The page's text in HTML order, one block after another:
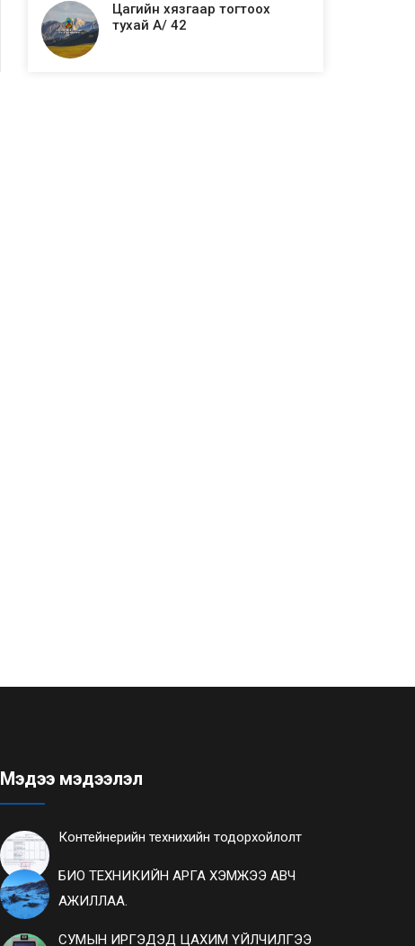
Цагийн хязгаар тогтоох
тухай А/ 42
Мэдээ мэдээлэл
Контейнерийн технихийн тодорхойлолт
БИО ТЕХНИКИЙН АРГА ХЭМЖЭЭ АВЧ
АЖИЛЛАА.
СУМЫН ИРГЭДЭД ЦАХИМ ҮЙЛЧИЛГЭЭ